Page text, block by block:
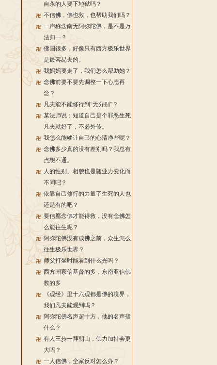
自杀的人要下地狱吗？
不信佛，佛也救，也帮助我们吗？
一声称念南无阿弥陀佛，是不是万
法归一？
佛国很多，好像只有西方极乐世界
是最容易去的。
我妈妈要走了，我们怎么帮助她？
念佛前要不要先调整一下心态再
念？
凡夫能不能修行到“无分别”？
某法师说：知道自己是个罪恶生死
凡夫就好了，不必外传。
我怎么能够让自己的心清净些呢？
念佛多少真的没有差别吗？我总有
点想不通。
人的性别、相貌也是随业力变化而
不同吧？
依靠自己修行的力量了生死的人也
还是有的吧？
要信愿念佛才能得救，没有念佛怎
么能往生呢？
阿弥陀佛没有成佛之前，众生怎么
往生极乐世界？
师父打坐时能看到什么光吗？
西方国家信基督的多，东南亚信佛
教的多
《观经》里十六观都是佛的境界，
我们凡夫能观到吗？
阿弥陀佛名声超十方，他的名声指
什么？
有人三步一拜朝山，佛力加持会更
大吗？
一人信佛，全家反对怎么办？